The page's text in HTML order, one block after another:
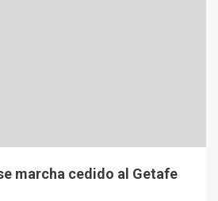
marcha cedido al Getafe